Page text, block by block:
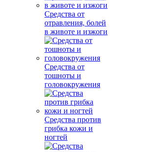
Средства от
отравления, болей
в животе и изжоги
Средства от
тошноты и
головокружения
Средства против
грибка кожи и
ногтей